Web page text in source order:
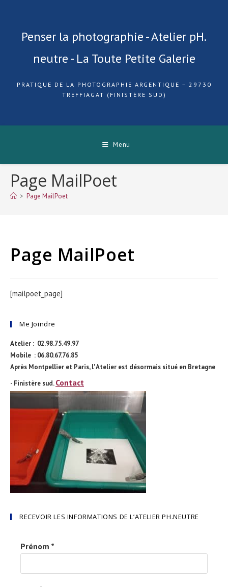
Penser la photographie - Atelier pH.
neutre - La Toute Petite Galerie
PRATIQUE DE LA PHOTOGRAPHIE ARGENTIQUE – 29730
TREFFIAGAT (FINISTÈRE SUD)
Menu
Page MailPoet
> Page MailPoet
Page MailPoet
[mailpoet_page]
Me Joindre
Atelier : 02.98.75.49.97
Mobile : 06.80.67.76.85
Après Montpellier et Paris, l' Atelier est désormais situé en Bretagne
- Finistère sud.Contact
RECEVOIR LES INFORMATIONS DE L’ATELIER PH.NEUTRE
Prénom *